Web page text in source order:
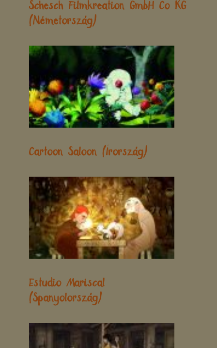
Schesch Filmkreation GmbH Co KG
(Németország)
Cartoon Saloon (Írország)
Estudio Mariscal
(Spanyolország)